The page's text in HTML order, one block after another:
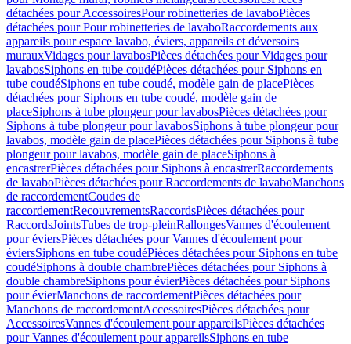
détachées pour AccessoiresPour robinetteries de lavaboPièces
détachées pour Pour robinetteries de lavaboRaccordements aux
appareils pour espace lavabo, éviers, appareils et déversoirs
murauxVidages pour lavabosPièces détachées pour Vidages pour
lavabosSiphons en tube coudéPièces détachées pour Siphons en
tube coudéSiphons en tube coudé, modèle gain de placePièces
détachées pour Siphons en tube coudé, modèle gain de
placeSiphons à tube plongeur pour lavabosPièces détachées pour
Siphons à tube plongeur pour lavabosSiphons à tube plongeur pour
lavabos, modèle gain de placePièces détachées pour Siphons à tube
plongeur pour lavabos, modèle gain de placeSiphons à
encastrerPièces détachées pour Siphons à encastrerRaccordements
de lavaboPièces détachées pour Raccordements de lavaboManchons
de raccordementCoudes de
raccordementRecouvrementsRaccordsPièces détachées pour
RaccordsJointsTubes de trop-pleinRallongesVannes d'écoulement
pour éviersPièces détachées pour Vannes d'écoulement pour
éviersSiphons en tube coudéPièces détachées pour Siphons en tube
coudéSiphons à double chambrePièces détachées pour Siphons à
double chambreSiphons pour évierPièces détachées pour Siphons
pour évierManchons de raccordementPièces détachées pour
Manchons de raccordementAccessoiresPièces détachées pour
AccessoiresVannes d'écoulement pour appareilsPièces détachées
pour Vannes d'écoulement pour appareilsSiphons en tube